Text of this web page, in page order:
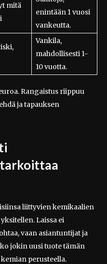
mitä
enintään 1 vuosi
vankeutta.
Vankila,
mahdollisesti 1-
10 vuotta.
Rangaistus riippuu
ja tapauksen
liittyvien kemikaalien
Laissa ei
vaan asiantuntijat ja
jokin uusi tuote tämän
perusteella.